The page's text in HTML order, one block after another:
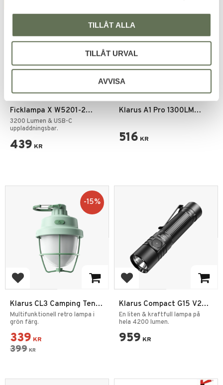
TILLÅT ALLA
TILLÅT URVAL
AVVISA
Add to favorites
Ficklampa X W5201-2
USB-C 3200 Lumen
3200 Lumen & USB-C
uppladdningsbar.
439 KR
Add to favorites
Klarus A1 Pro 1300LM
516 KR
Add to favorites
Klarus CL3 Camping Tent
Lantern Night Light
Multifunktionell retro lampa i
grön färg.
339 KR
399 KR
15%
Add to favorites
Klarus Compact G15 V2
Ficklampa 4200LM
En liten & kraftfull lampa på
hela 4200 lumen.
959 KR